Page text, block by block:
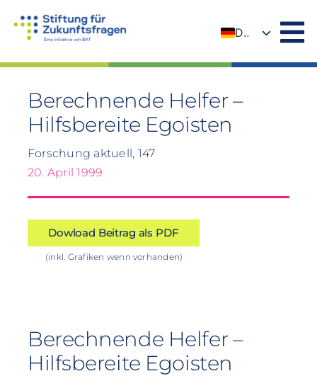
Inhalt
DE
Berechnende Helfer –
Hilfsbereite Egoisten
Forschung aktuell, 147
20. April 1999
Dowload Beitrag als PDF
(inkl. Grafiken wenn vorhanden)
Berechnende Helfer –
Hilfsbereite Egoisten